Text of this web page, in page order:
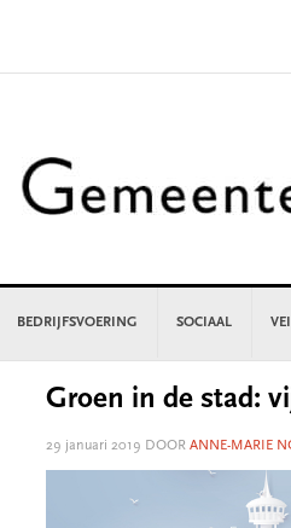
BEDRIJFSVOERING SOCIAAL
Groen in de stad:
29 januari 2019 DOOR ANNE-MARIE